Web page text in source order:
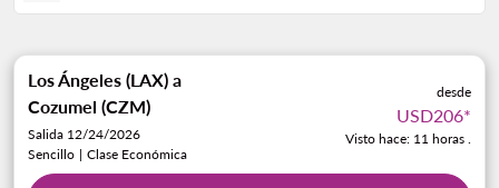
Los Ángeles (LAX) a
Cozumel (CZM)
Salida 12/24/2026
Sencillo | Clase Económica
desde
USD206*
Visto hace: 11 horas .